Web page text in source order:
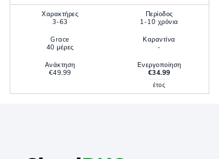
Χαρακτήρες
3-63
Περίοδος
1-10 χρόνια
Grace
40 μέρες
Καραντίνα
-
Ανάκτηση
€49.99
Ενεργοποίηση
€34.99
έτος